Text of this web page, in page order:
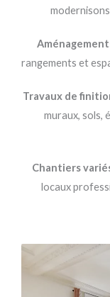
rangements et
Travaux de
muraux, sols,
Chantiers
locaux